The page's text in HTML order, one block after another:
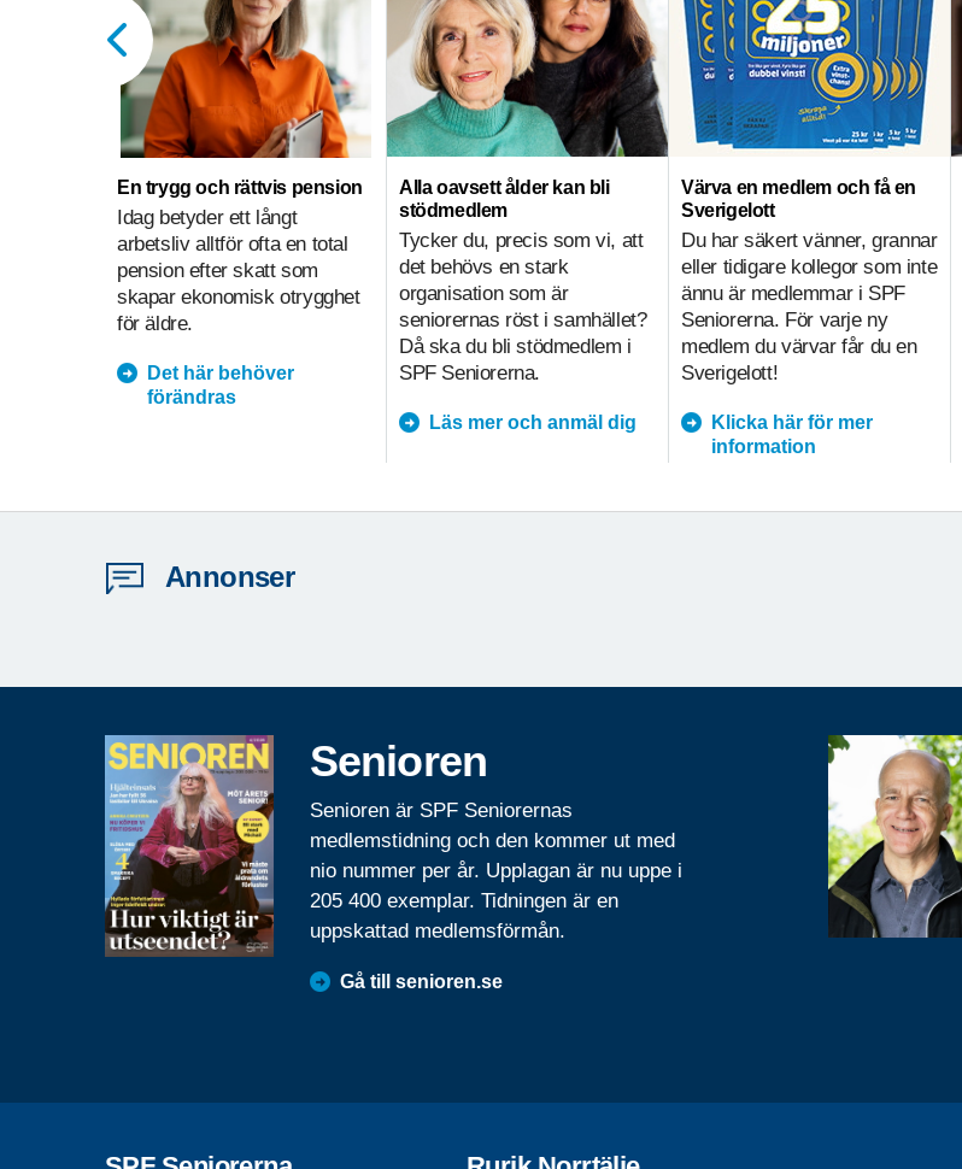
En trygg och rättvis pension
Idag betyder ett långt
arbetsliv alltför ofta en total
pension efter skatt som
skapar ekonomisk otrygghet
för äldre.
Det här behöver
förändras
Alla oavsett ålder kan bli
stödmedlem
Tycker du, precis som vi, att
det behövs en stark
organisation som är
seniorernas röst i samhället?
Då ska du bli stödmedlem i
SPF Seniorerna.
Läs mer och anmäl dig
Värva en medlem och få en
Sverigelott
Du har säkert vänner, grannar
eller tidigare kollegor som inte
ännu är medlemmar i SPF
Seniorerna. För varje ny
medlem du värvar får du en
Sverigelott!
Klicka här för mer
information
Annonser
Senioren
Senioren är SPF Seniorernas
medlemstidning och den kommer ut med
nio nummer per år. Upplagan är nu uppe i
205 400 exemplar. Tidningen är en
uppskattad medlemsförmån.
Gå till senioren.se